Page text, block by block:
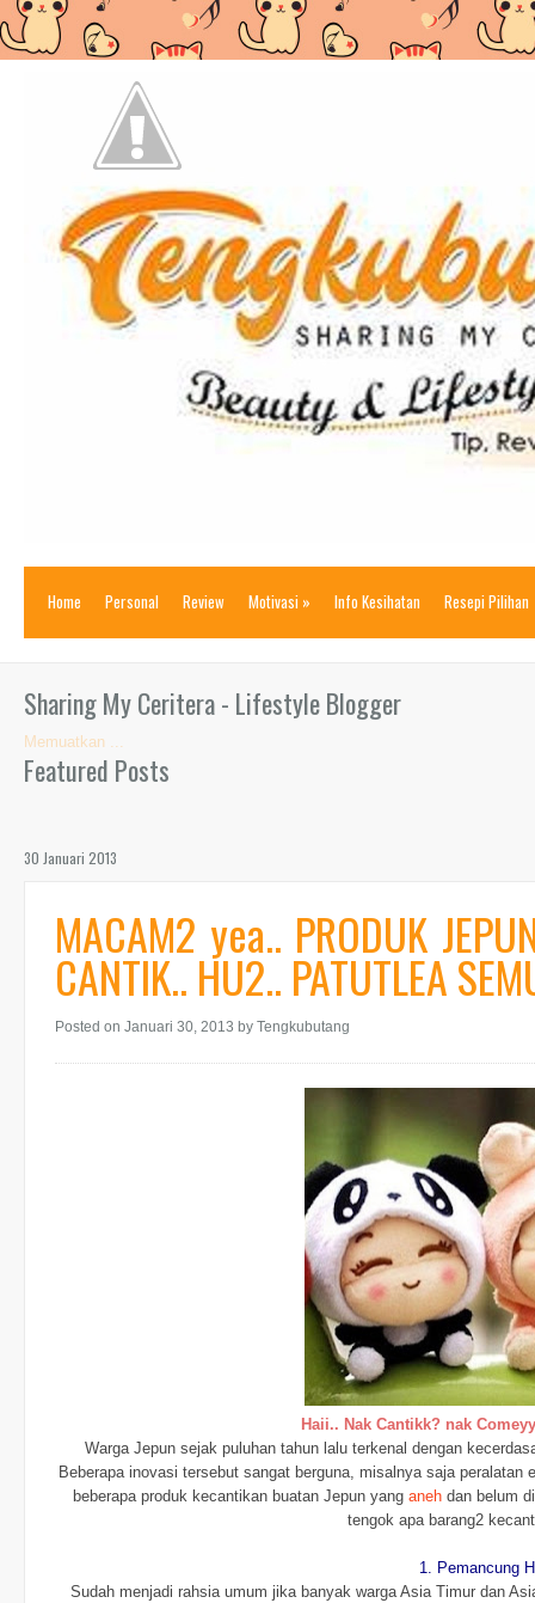
Home Personal Review Motivasi » Info Kesihatan Resepi Pilihan
Sharing My Ceritera - Lifestyle Blogger
Memuatkan ...
Featured Posts
30 Januari 2013
MACAM2 yea.. PRODUK
CANTIK.. HU2.. PATUTLEA
Posted on Januari 30, 2013 by Tengkubutang
Haii.. Nak Cantikk? nak
Warga Jepun sejak puluhan tahun lalu terkenal dengan
Beberapa inovasi tersebut sangat berguna, misalnya saja
beberapa produk kecantikan buatan Jepun yang aneh dan belum
tengok apa barang2
1. Pemancung
Sudah menjadi rahsia umum jika banyak warga Asia Timur dan